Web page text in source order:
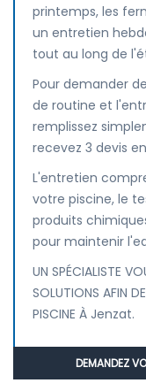
printemps, les
un entretien
tout au long de
Pour demander
de routine et
remplissez
recevez 3 devis
L'entretien
votre piscine, le
produits
pour maintenir
UN SPÉCIALISTE
SOLUTIONS AFIN
PISCINE À Jenzat.
DEMANDEZ